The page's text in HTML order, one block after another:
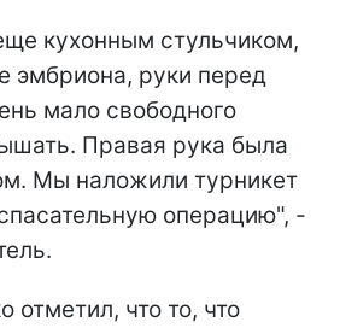
кухонным стульчиком,
эмбриона, руки перед
мало свободного
Правая рука была
Мы наложили турникет
операцию", -
отметил, что то, что